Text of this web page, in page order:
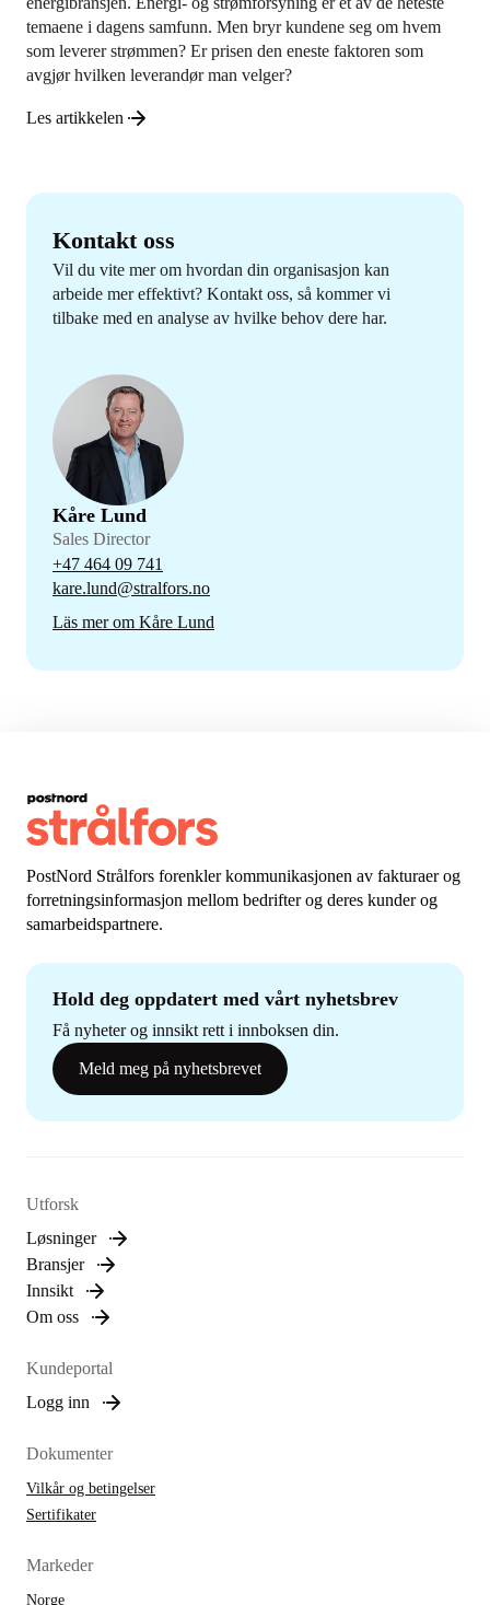
temaene i dagens samfunn. Men bryr kundene seg om hvem
som leverer strømmen? Er prisen den eneste faktoren som
avgjør hvilken leverandør man velger?
Les artikkelen
Kontakt oss
Vil du vite mer om hvordan din organisasjon kan
arbeide mer effektivt? Kontakt oss, så kommer vi
tilbake med en analyse av hvilke behov dere har.
Kåre Lund
Sales Director
+47 464 09 741
kare.lund@stralfors.no
Läs mer om Kåre Lund
PostNord Strålfors forenkler kommunikasjonen av fakturaer og
forretningsinformasjon mellom bedrifter og deres kunder og
samarbeidspartnere.
Hold deg oppdatert med vårt nyhetsbrev
Få nyheter og innsikt rett i innboksen din.
Meld meg på nyhetsbrevet
Utforsk
Løsninger
Bransjer
Innsikt
Om oss
Kundeportal
Logg inn
Dokumenter
Vilkår og betingelser
Sertifikater
Markeder
Norge